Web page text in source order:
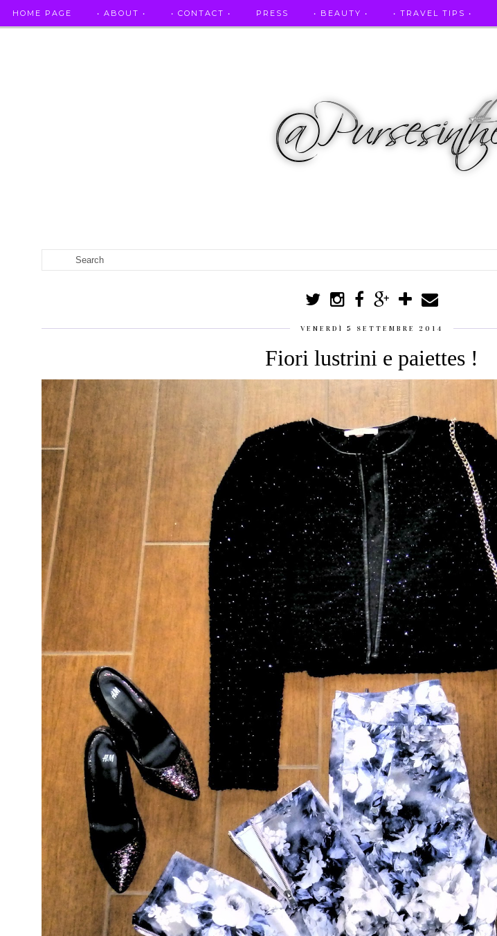
HOME PAGE • ABOUT • • CONTACT • PRESS • BEAUTY • • TRAVEL TIPS •
VENERDÌ 5 SETTEMBRE 2014
Fiori lustrini e paiettes !